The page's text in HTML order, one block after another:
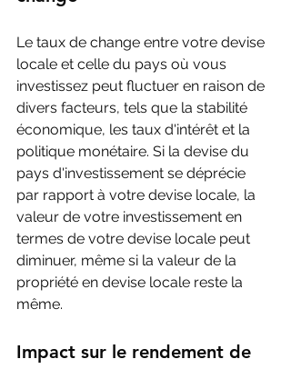
Le taux de change entre votre devise
locale et celle du pays où vous
investissez peut fluctuer en raison de
divers facteurs, tels que la stabilité
économique, les taux d'intérêt et la
politique monétaire. Si la devise du
pays d'investissement se déprécie
par rapport à votre devise locale, la
valeur de votre investissement en
termes de votre devise locale peut
diminuer, même si la valeur de la
propriété en devise locale reste la
même.
Impact sur le rendement de